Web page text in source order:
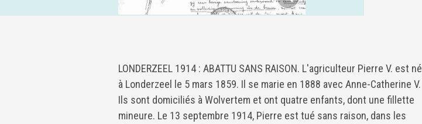
LONDERZEEL 1914 : ABATTU SANS RAISON. L'agriculteur Pierre V. est né
à Londerzeel le 5 mars 1859. Il se marie en 1888 avec Anne-Catherine V.
Ils sont domiciliés à Wolvertem et ont quatre enfants, dont une fillette
mineure. Le 13 septembre 1914, Pierre est tué sans raison, dans les